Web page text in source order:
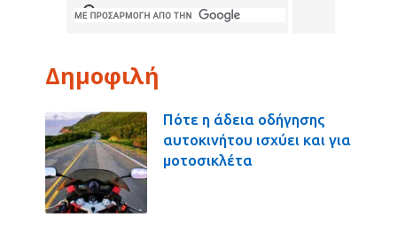
Δημοφιλή
Πότε η άδεια οδήγησης
αυτοκινήτου ισχύει και για
μοτοσικλέτα